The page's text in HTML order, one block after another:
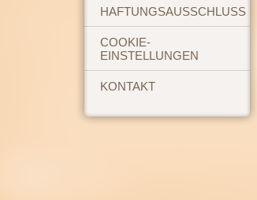
HAFTUNGSAUSSCHLUSS
COOKIE-
EINSTELLUNGEN
KONTAKT